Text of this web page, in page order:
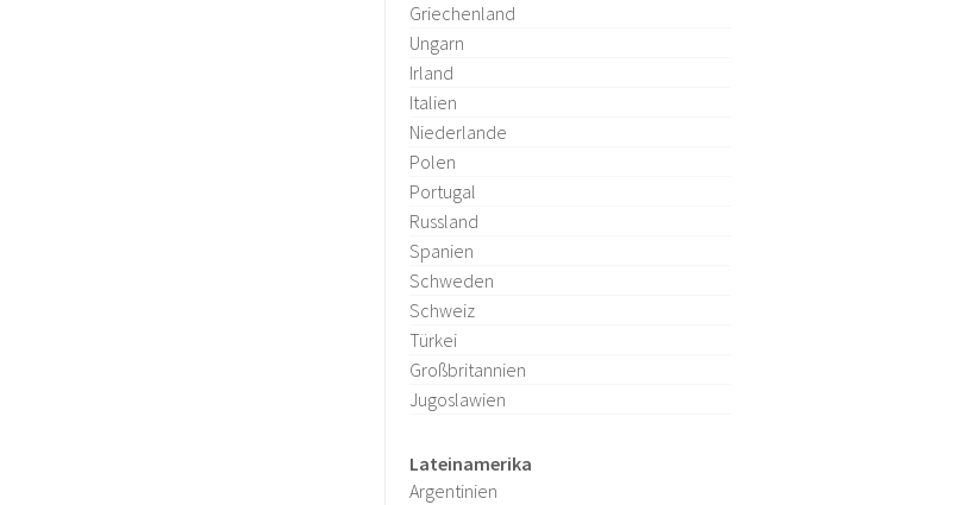
Griechenland
Ungarn
Irland
Italien
Niederlande
Polen
Portugal
Russland
Spanien
Schweden
Schweiz
Türkei
Großbritannien
Jugoslawien
Lateinamerika
Argentinien